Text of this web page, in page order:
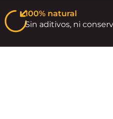
100% natural
Sin aditivos, ni